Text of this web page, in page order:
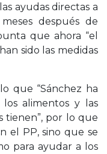
ayudas directas a
después de
que ahora “el
sido las medidas
que “Sánchez ha
alimentos y las
tienen”, por lo que
el PP, sino que se
para ayudar a los